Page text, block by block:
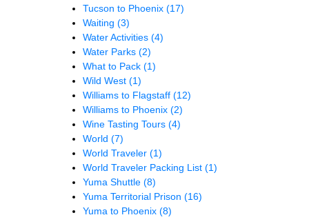
Tucson to Phoenix (17)
Waiting (3)
Water Activities (4)
Water Parks (2)
What to Pack (1)
Wild West (1)
Williams to Flagstaff (12)
Williams to Phoenix (2)
Wine Tasting Tours (4)
World (7)
World Traveler (1)
World Traveler Packing List (1)
Yuma Shuttle (8)
Yuma Territorial Prison (16)
Yuma to Phoenix (8)